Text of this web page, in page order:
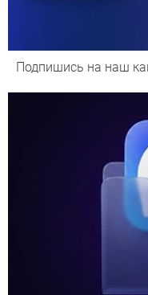
Подпишись на наш